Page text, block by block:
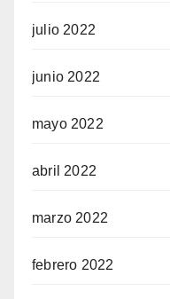
julio 2022
junio 2022
mayo 2022
abril 2022
marzo 2022
febrero 2022